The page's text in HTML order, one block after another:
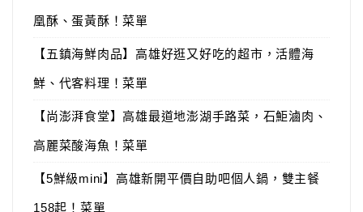
凰酥、蛋黃酥！菜單
【五鎮海鮮肉品】高雄好逛又好吃的超市，活體海
鮮、代客料理！菜單
【尚澎湃食堂】高雄最道地澎湖手路菜，石鮔滷肉、
高麗菜酸海魚！菜單
【5鮮級mini】高雄新開平價自助吧個人鍋，雙主餐
158起！菜單